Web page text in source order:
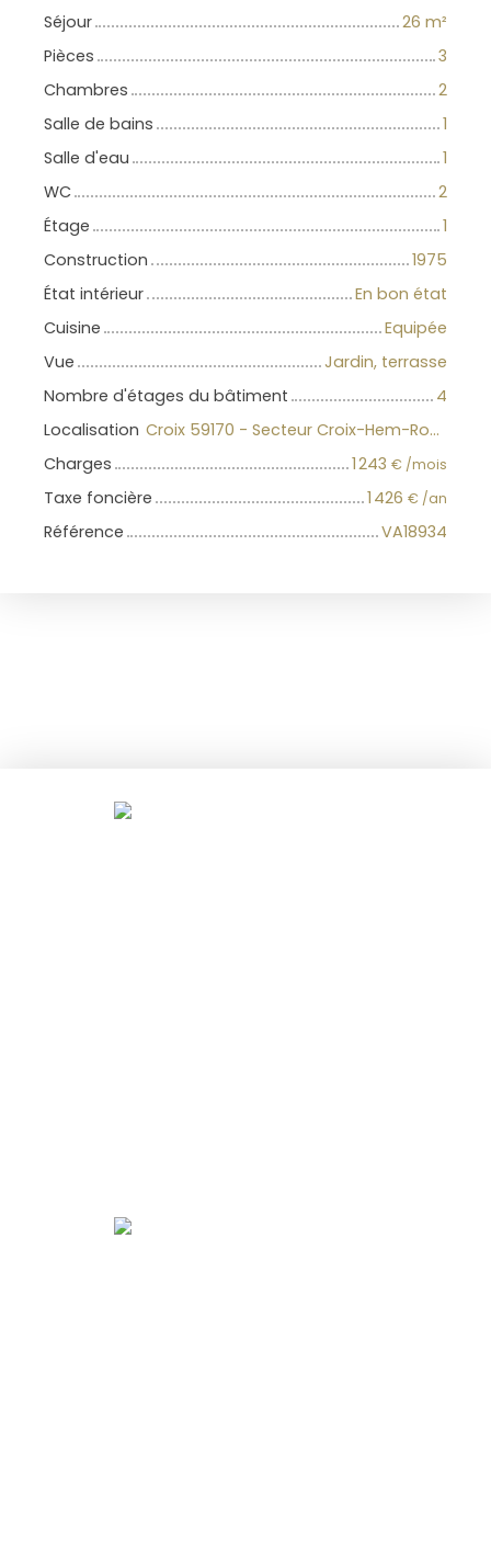
Séjour
26 m²
Pièces
3
Chambres
2
Salle de bains
1
Salle d'eau
1
WC
2
Étage
1
Construction
1975
État intérieur
En bon état
Cuisine
Equipée
Vue
Jardin, terrasse
Nombre d'étages du bâtiment
4
Localisation
Croix 59170 - Secteur Croix-Hem-Roubaix
Charges
1 243 € /mois
Taxe foncière 1 426 € /an
Référence VA18934